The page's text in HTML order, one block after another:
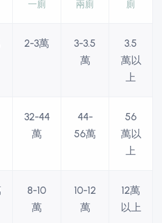
一廁
兩廁
廁
2-3萬
3-3.5
萬
3.5
萬以
上
32-44
萬
44-
56萬
56
萬以
上
8-10
萬
10-12
萬
12萬
以上